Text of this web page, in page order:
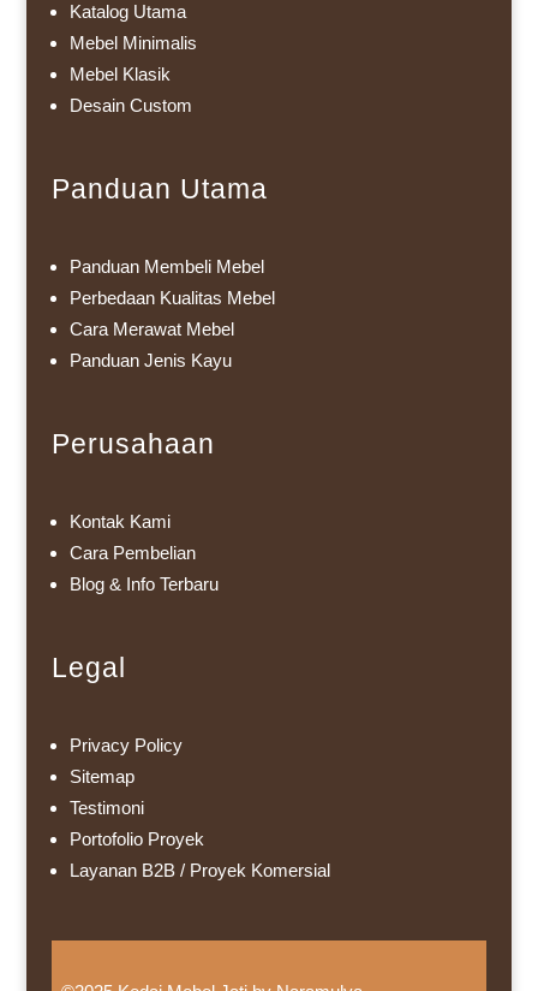
Katalog Utama
Mebel Minimalis
Mebel Klasik
Desain Custom
Panduan Utama
Panduan Membeli Mebel
Perbedaan Kualitas Mebel
Cara Merawat Mebel
Panduan Jenis Kayu
Perusahaan
Kontak Kami
Cara Pembelian
Blog & Info Terbaru
Legal
Privacy Policy
Sitemap
Testimoni
Portofolio Proyek
Layanan B2B / Proyek Komersial